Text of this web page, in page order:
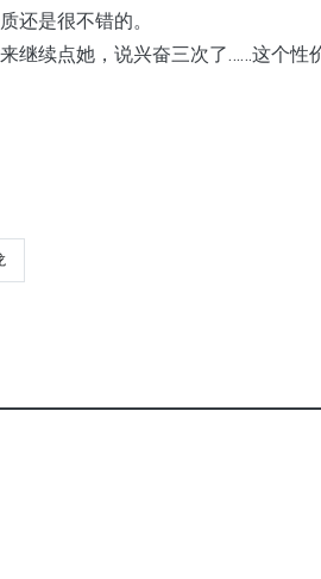
还是很不错的。
继续点她，说兴奋三次了……这个性